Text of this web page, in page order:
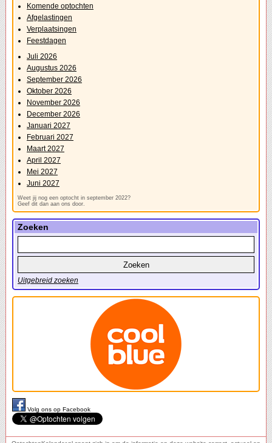
Komende optochten
Afgelastingen
Verplaatsingen
Feestdagen
Juli 2026
Augustus 2026
September 2026
Oktober 2026
November 2026
December 2026
Januari 2027
Februari 2027
Maart 2027
April 2027
Mei 2027
Juni 2027
Weet jij nog een optocht in september 2022?
Geef dit dan aan ons door.
Zoeken
Uitgebreid zoeken
Volg ons op Facebook